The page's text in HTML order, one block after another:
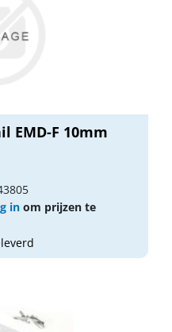
EMD-F 10mm
in om prijzen te